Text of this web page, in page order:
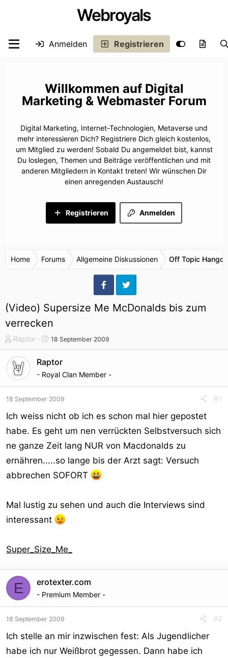
Webroyals
Anmelden Registrieren
Digital
Marketing & Webmaster Forum
Digital Marketing, Internet-Technologien, Metaverse und
mehr interessieren Dich? Registriere Dich gleich kostenlos,
um Mitglied zu werden! Sobald Du angemeldet bist, kannst
Du loslegen, Themen und Beiträge veröffentlichen und mit
anderen Mitgliedern in Kontakt treten! Wir wünschen Dir
einen anregenden Austausch!
Anmelden
Registrieren
Home Forums Allgemeine Diskussionen Off Topic
(Video) Supersize Me McDonalds bis zum
verrecken
T
h
e
m
e
s
t
r
t
Raptor
S
t
a
t
a
t
m
18 September 2009
Raptor
- Royal Clan Member -
18 September 2009 #1
Ich weiss nicht ob ich es schon mal hier gepostet
habe. Es geht um nen verrückten Selbstversuch sich
ne ganze Zeit lang NUR von Macdonalds zu
ernähren.....so lange bis der Arzt sagt: Versuch
abbrechen SOFORT
Mal lustig zu sehen und auch die Interviews sind
interessant
Super_Size_Me_
E erotexter.com
- Premium Member -
18 September 2009 #2
Ich stelle an mir inzwischen fest: Als Jugendlicher
habe ich nur Weißbrot gegessen. Dann habe ich